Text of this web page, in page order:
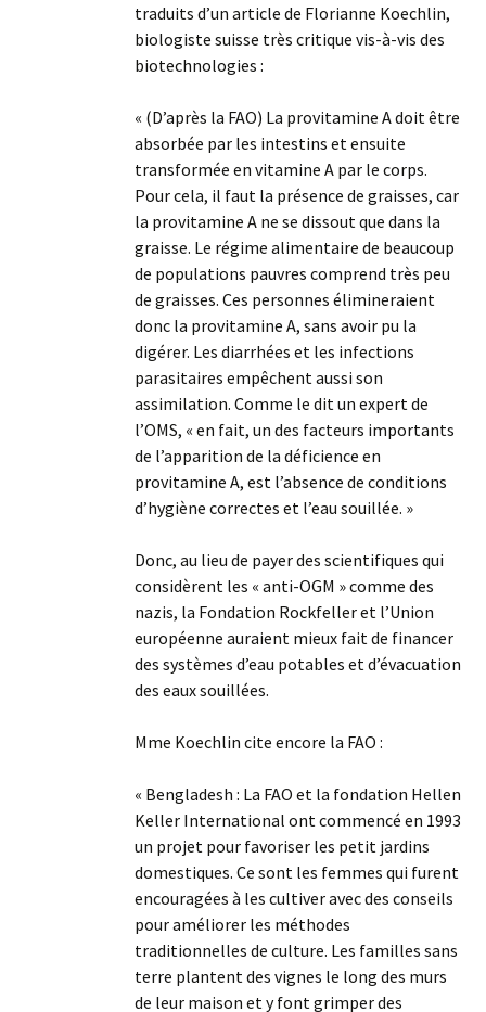
traduits d’un article de Florianne Koechlin,
biologiste suisse très critique vis-à-vis des
biotechnologies :
« (D’après la FAO) La provitamine A doit être
absorbée par les intestins et ensuite
transformée en vitamine A par le corps.
Pour cela, il faut la présence de graisses, car
la provitamine A ne se dissout que dans la
graisse. Le régime alimentaire de beaucoup
de populations pauvres comprend très peu
de graisses. Ces personnes élimineraient
donc la provitamine A, sans avoir pu la
digérer. Les diarrhées et les infections
parasitaires empêchent aussi son
assimilation. Comme le dit un expert de
l’OMS, « en fait, un des facteurs importants
de l’apparition de la déficience en
provitamine A, est l’absence de conditions
d’hygiène correctes et l’eau souillée. »
Donc, au lieu de payer des scientifiques qui
considèrent les « anti-OGM » comme des
nazis, la Fondation Rockfeller et l’Union
européenne auraient mieux fait de financer
des systèmes d’eau potables et d’évacuation
des eaux souillées.
Mme Koechlin cite encore la FAO :
« Bengladesh : La FAO et la fondation Hellen
Keller International ont commencé en 1993
un projet pour favoriser les petit jardins
domestiques. Ce sont les femmes qui furent
encouragées à les cultiver avec des conseils
pour améliorer les méthodes
traditionnelles de culture. Les familles sans
terre plantent des vignes le long des murs
de leur maison et y font grimper des